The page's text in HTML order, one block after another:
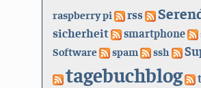
raspberry pi rss
sicherheit smartphone
Software
spam ssh
tagebuchblog